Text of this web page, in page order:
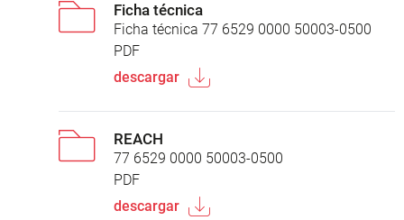
Ficha técnica
Ficha técnica 77 6529 0000 50003-0500
PDF
descargar
REACH
77 6529 0000 50003-0500
PDF
descargar